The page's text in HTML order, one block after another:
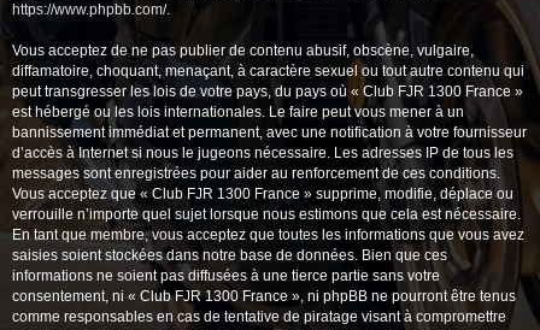
https://www.phpbb.com/.
Vous acceptez de ne pas publier de contenu abusif, obscène, vulgaire,
diffamatoire, choquant, menaçant, à caractère sexuel ou tout autre contenu qui
peut transgresser les lois de votre pays, du pays où « Club FJR 1300 France »
est hébergé ou les lois internationales. Le faire peut vous mener à un
bannissement immédiat et permanent, avec une notification à votre fournisseur
d’accès à Internet si nous le jugeons nécessaire. Les adresses IP de tous les
messages sont enregistrées pour aider au renforcement de ces conditions.
Vous acceptez que « Club FJR 1300 France » supprime, modifie, déplace ou
verrouille n’importe quel sujet lorsque nous estimons que cela est nécessaire.
En tant que membre, vous acceptez que toutes les informations que vous avez
saisies soient stockées dans notre base de données. Bien que ces
informations ne soient pas diffusées à une tierce partie sans votre
consentement, ni « Club FJR 1300 France », ni phpBB ne pourront être tenus
comme responsables en cas de tentative de piratage visant à compromettre